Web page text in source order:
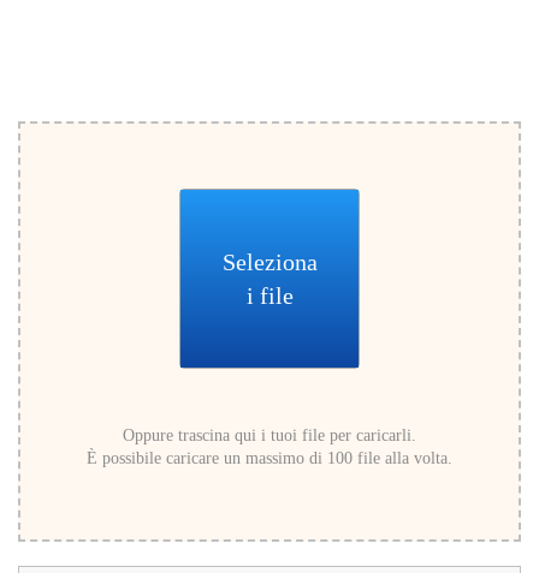
Seleziona
i file
Oppure trascina qui i tuoi file per caricarli.
È possibile caricare un massimo di 100 file alla volta.